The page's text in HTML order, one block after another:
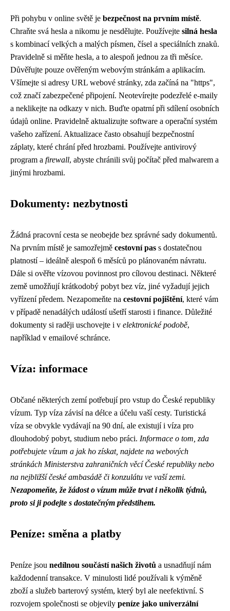
Při pohybu v online světě je bezpečnost na prvním místě.
Chraňte svá hesla a nikomu je nesdělujte. Používejte silná hesla
s kombinací velkých a malých písmen, čísel a speciálních znaků.
Pravidelně si měňte hesla, a to alespoň jednou za tři měsíce.
Důvěřujte pouze ověřeným webovým stránkám a aplikacím.
Všímejte si adresy URL webové stránky, zda začíná na "https",
což značí zabezpečené připojení. Neotevírejte podezřelé e-maily
a neklikejte na odkazy v nich. Buďte opatrní při sdílení osobních
údajů online. Pravidelně aktualizujte software a operační systém
vašeho zařízení. Aktualizace často obsahují bezpečnostní
záplaty, které chrání před hrozbami. Používejte antivirový
program a firewall, abyste chránili svůj počítač před malwarem a
jinými hrozbami.
Dokumenty: nezbytnosti
Žádná pracovní cesta se neobejde bez správné sady dokumentů.
Na prvním místě je samozřejmě cestovní pas s dostatečnou
platností – ideálně alespoň 6 měsíců po plánovaném návratu.
Dále si ověřte vízovou povinnost pro cílovou destinaci. Některé
země umožňují krátkodobý pobyt bez víz, jiné vyžadují jejich
vyřízení předem. Nezapomeňte na cestovní pojištění, které vám
v případě nenadálých událostí ušetří starosti i finance. Důležité
dokumenty si raději uschovejte i v elektronické podobě,
například v emailové schránce.
Víza: informace
Občané některých zemí potřebují pro vstup do České republiky
vízum. Typ víza závisí na délce a účelu vaší cesty. Turistická
víza se obvykle vydávají na 90 dní, ale existují i ​​víza pro
dlouhodobý pobyt, studium nebo práci. Informace o tom, zda
potřebujete vízum a jak ho získat, najdete na webových
stránkách Ministerstva zahraničních věcí České republiky nebo
na nejbližší české ambasádě či konzulátu ve vaší zemi.
Nezapomeňte, že žádost o vízum může trvat i několik týdnů,
proto si ji podejte s dostatečným předstihem.
Peníze: směna a platby
Peníze jsou nedílnou součástí našich životů a usnadňují nám
každodenní transakce. V minulosti lidé používali k výměně
zboží a služeb barterový systém, který byl ale neefektivní. S
rozvojem společnosti se objevily peníze jako univerzální